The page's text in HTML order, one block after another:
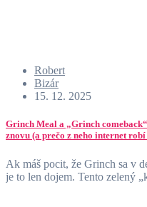
Robert
Bizár
15. 12. 2025
Grinch Meal a „Grinch
znovu (a prečo z neho internet
Ak máš pocit, že Grinch sa v
je to len dojem. Tento zelený